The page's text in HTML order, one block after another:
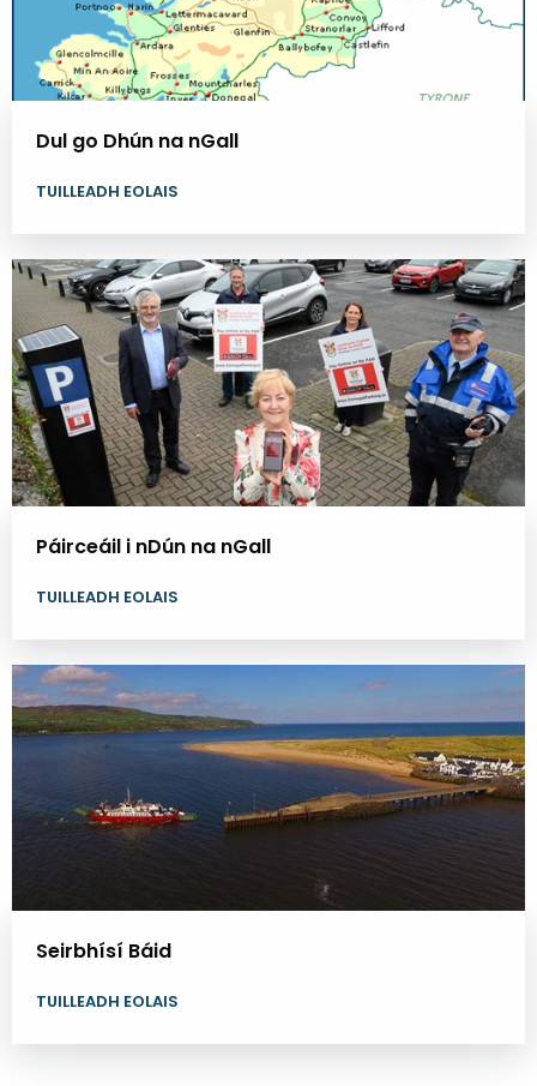
Dul go Dhún na nGall
TUILLEADH EOLAIS
Páirceáil i nDún na nGall
TUILLEADH EOLAIS
Seirbhísí Báid
TUILLEADH EOLAIS